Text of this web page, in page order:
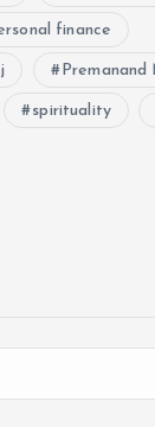
finance
Premanand
spirituality